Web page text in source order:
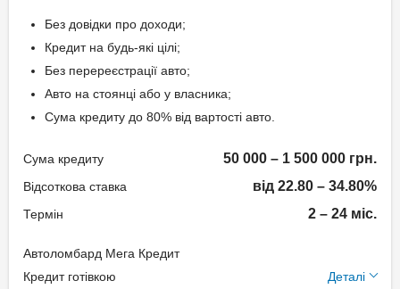
Способи погашення
На розрахунковий
Без довідки про доходи;
Кредит на будь-які цілі;
Без перереєстрації авто;
Авто на стоянці або у власника;
Сума кредиту до 80% від вартості авто.
Сума кредиту 50 000 – 1 500 000 грн.
Відсоткова ставка від 22.80 – 34.80%
Термін 2 – 24 міс.
Автоломбард Мега Кредит
Кредит готівкою
Деталі